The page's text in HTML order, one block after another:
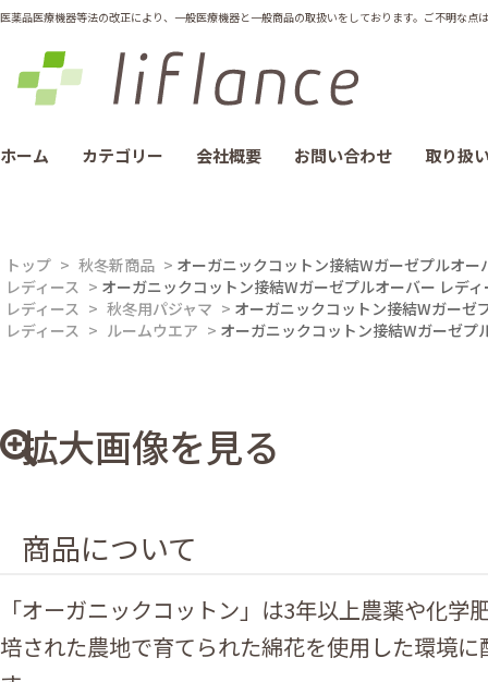
医薬品医療機器等法の改正により、一般医療機器と一般商品の取扱いをしております。ご不明な
ホーム カテゴリー 会社概要 お問い合わせ 取り扱
トップ > 秋冬新商品 > オーガニックコットン接結Wガーゼプルオー
レディース > オーガニックコットン接結Wガーゼプルオーバー レディ
レディース > 秋冬用パジャマ > オーガニックコットン接結Wガーゼ
レディース > ルームウエア > オーガニックコットン接結Wガーゼプ
拡大画像を見る
商品について
「オーガニックコットン」は3年以上農薬や化学
培された農地で育てられた綿花を使用した環境